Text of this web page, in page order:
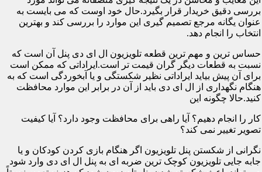
بررسی دقیق خریدار قرار بگیرد.حال خود اوست که می بایست به
عنوان یگانه مرجع تصمیم گیری این موارد را بررسی کند و بهترین
انتخاب را انجام دهد.
حساس ترین و مهم ترین قطعه تلویزیون ال ای دی پنل آن است که
نسبت به قطعات دیگر گران قیمت تر است.ایراداتی که ممکن است
برای آن پیش بیاید ایراداتی نظیر شکستگی و یا آبخوردگی است که به
هنگام نگهداری از ال ای دی باید از آن در برابر این موارد محافظت
کنید.حالا چگونه این
کار را انجام دهیم؟ آیا راهی برای محافظت وجود دارد؟ آیا کیفیت
تصویر تغییر نمی کند؟
نگرانی از شکستن پنل تلویزیون اگر هنگام بازی کردن کودکان و یا
جابه جایی تلویزیون کوچک ترین ضربه ای به پنل ال ای دی وارد شود